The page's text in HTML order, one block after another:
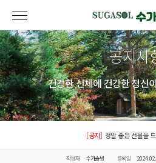
공지사
건강한 신체에 건강한 정신
[공지] 정말 좋은 선물을
작성자 수가솔방 등록일